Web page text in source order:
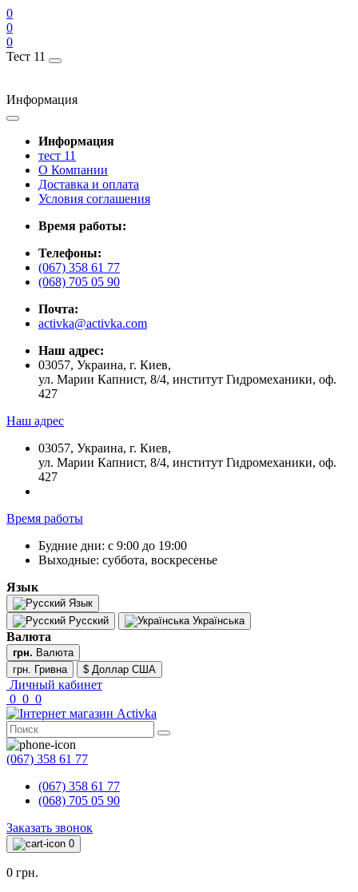
0
0
0
Тест 11
Информация
Информация
тест 11
О Компании
Доставка и оплата
Условия соглашения
Время работы:
Телефоны:
(067) 358 61 77
(068) 705 05 90
Почта:
activka@activka.com
Наш адрес:
03057, Украина, г. Киев,
ул. Марии Капнист, 8/4, институт Гидромеханики, оф.
427
Наш адрес
03057, Украина, г. Киев,
ул. Марии Капнист, 8/4, институт Гидромеханики, оф.
427
Время работы
Будние дни: с 9:00 до 19:00
Выходные: суббота, воскресенье
Язык
Язык
Русский
Українська
Валюта
грн. Валюта
грн. Гривна
$ Доллар США
Личный кабинет
0 0 0
(067) 358 61 77
(067) 358 61 77
(068) 705 05 90
Заказать звонок
0
0 грн.